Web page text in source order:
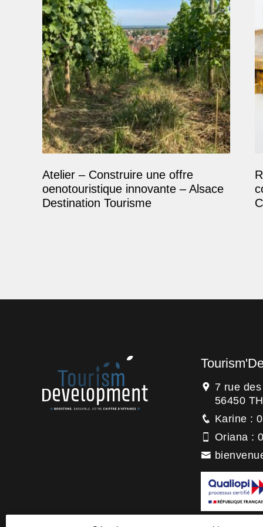
Atelier – Construire une offre
oenotouristique innovante – Alsace
Destination Tourisme
7 rue
56450
Karine :
Oriana :